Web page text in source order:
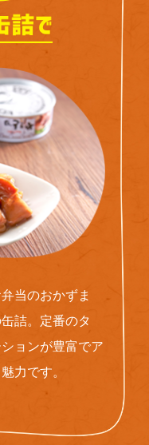
当のおかずま
詰。定番のタ
ョンが豊富でア
力です。